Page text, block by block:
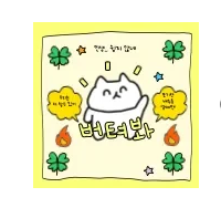
content